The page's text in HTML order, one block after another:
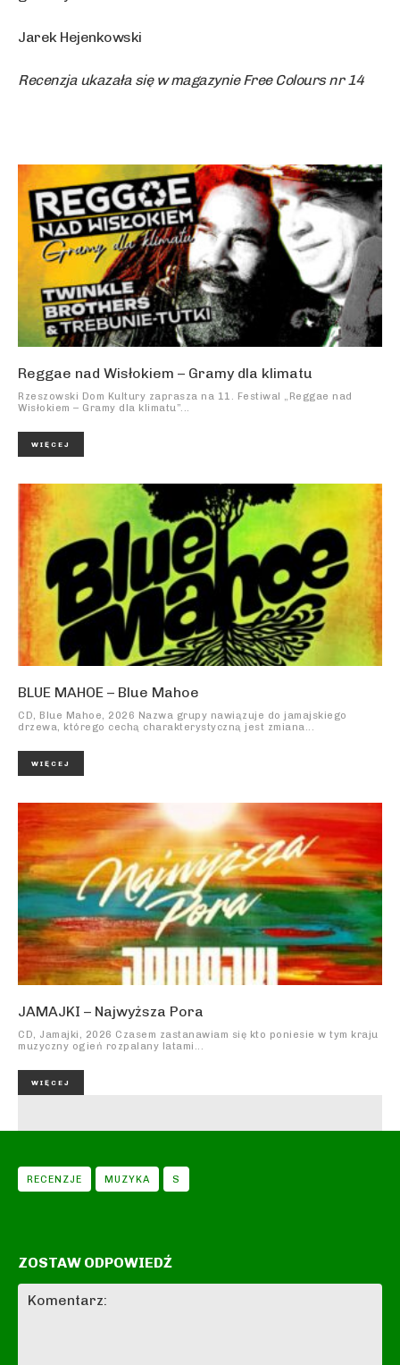
Jarek Hejenkowski
Recenzja ukazała się w magazynie Free Colours nr 14
Reggae nad Wisłokiem – Gramy dla klimatu
Rzeszowski Dom Kultury zaprasza na 11. Festiwal „Reggae nad
Wisłokiem – Gramy dla klimatu”...
WIĘCEJ
BLUE MAHOE – Blue Mahoe
CD, Blue Mahoe, 2026 Nazwa grupy nawiązuje do jamajskiego
drzewa, którego cechą charakterystyczną jest zmiana...
WIĘCEJ
JAMAJKI – Najwyższa Pora
CD, Jamajki, 2026 Czasem zastanawiam się kto poniesie w tym kraju
muzyczny ogień rozpalany latami...
WIĘCEJ
RECENZJE MUZYKA S
ZOSTAW ODPOWIEDŹ